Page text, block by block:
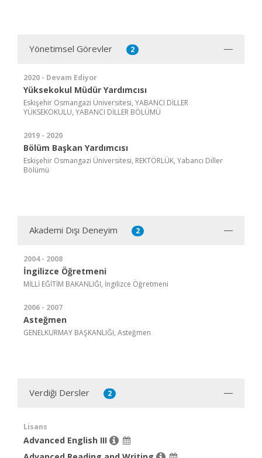
Yönetimsel Görevler 2
2020 - Devam Ediyor
Yüksekokul Müdür Yardımcısı
Eskişehir Osmangazi Üniversitesi, YABANCI DİLLER
YÜKSEKOKULU, YABANCI DİLLER BÖLÜMÜ
2019 - 2020
Bölüm Başkan Yardımcısı
Eskişehir Osmangazi Üniversitesi, REKTÖRLÜK, Yabancı Diller
Bölümü
Akademi Dışı Deneyim 2
2004 - 2008
İngilizce Öğretmeni
MİLLİ EĞİTİM BAKANLIĞI, İngilizce Öğretmeni
2006 - 2007
Asteğmen
GENELKURMAY BAŞKANLIĞI, Asteğmen
Verdiği Dersler 2
Lisans
Advanced English III